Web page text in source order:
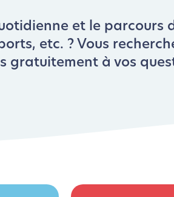
et le parcours
etc. ? Vous
gratuitement à vos